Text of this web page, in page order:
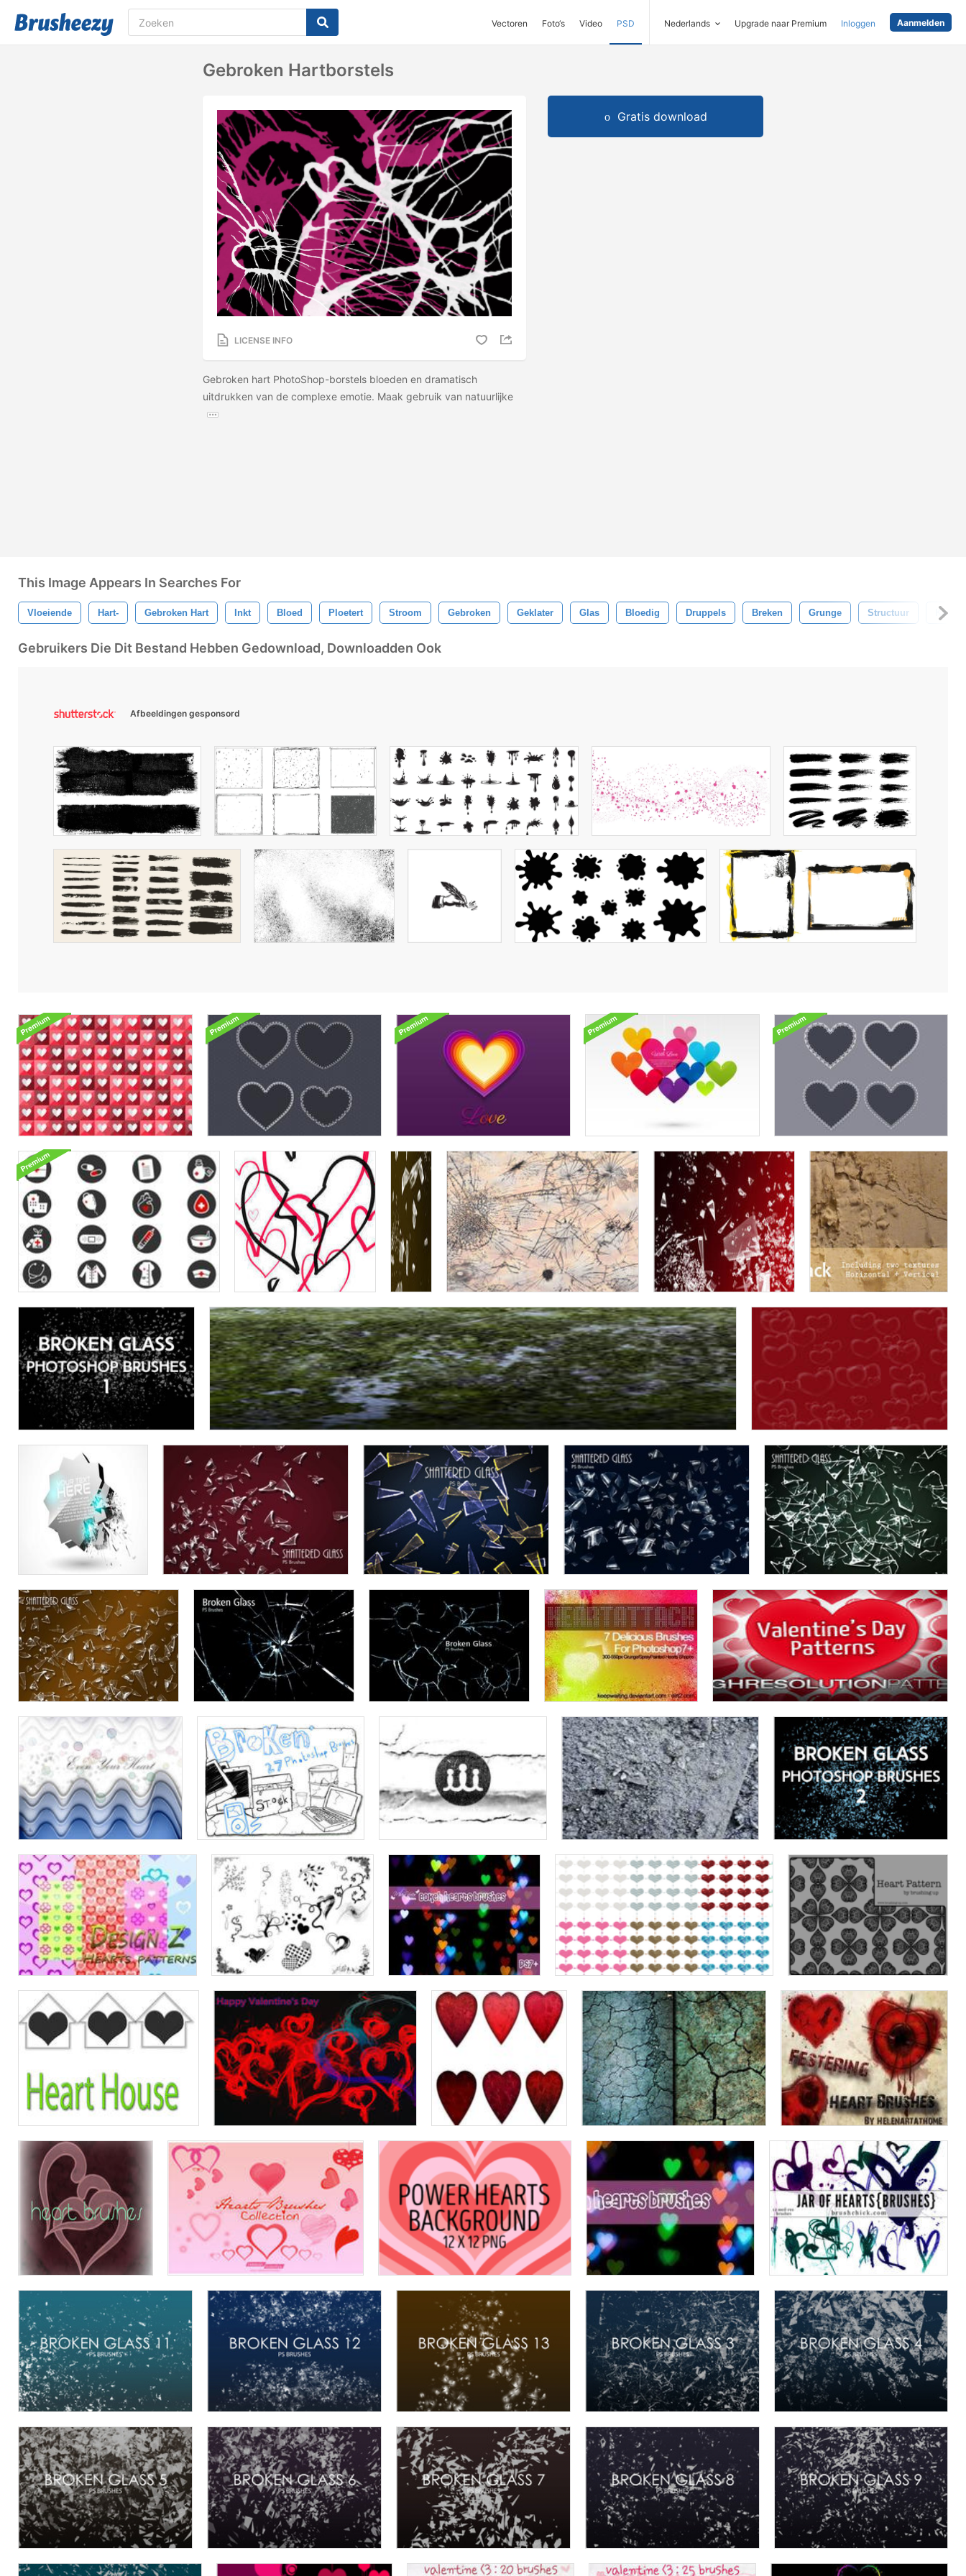
Vectoren Foto‘s Video PSD Nederlands Upgrade naar Premium Inloggen Aanmelden
Gebroken Hartborstels
LICENSE INFO
Gebroken hart PhotoShop-borstels bloeden en dramatisch
uitdrukken van de complexe emotie. Maak gebruik van natuurlijke
Gratis download
This Image Appears In Searches For
Vloeiende Hart- Gebroken Hart Inkt Bloed Ploetert Stroom Gebroken Geklater Glas Bloedig Druppels Breken Grunge Structuur Kapot
Gebruikers Die Dit Bestand Hebben Gedownload, Downloadden Ook
Afbeeldingen gesponsord